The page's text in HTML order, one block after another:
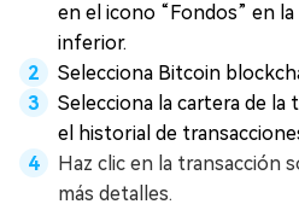
en el icono “Fondos” en
inferior.
Selecciona Bitcoin
Selecciona la cartera de la
el historial de
Haz clic en la transacción
más detalles.